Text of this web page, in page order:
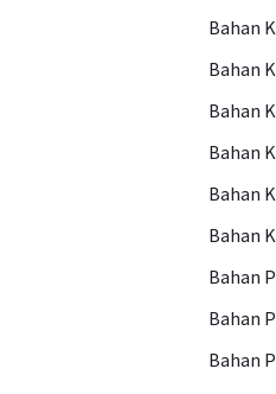
Bahan
Bahan
Bahan
Bahan
Bahan
Bahan
Bahan
Bahan
Bahan